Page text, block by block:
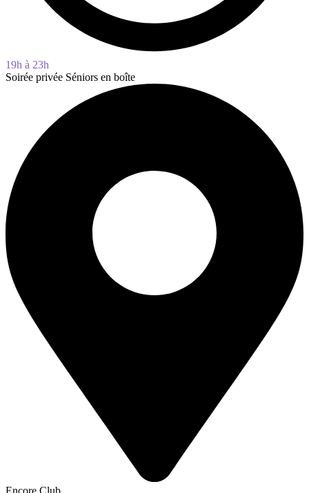
19h à 23h
Soirée privée Séniors en boîte
Encore Club